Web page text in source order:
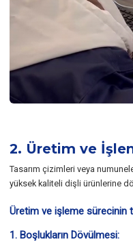
2. Üretim ve
Tasarım çizimleri veya
yüksek kaliteli dişli ürünlerine
Üretim ve işleme sürecinin
1. Boşlukların Dövülmesi: